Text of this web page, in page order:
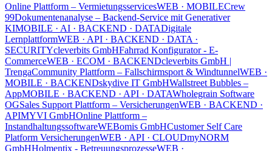
Online Plattform – VermietungsservicesWEB · MOBILECrew
99Dokumentenanalyse – Backend-Service mit Generativer
KIMOBILE · AI · BACKEND · DATADigitale
LernplattformWEB · API · BACKEND · DATA ·
SECURITYcleverbits GmbHFahrrad Konfigurator - E-
CommerceWEB · ECOM · BACKENDcleverbits GmbH |
TrengaCommunity Plattform – Fallschirmsport & WindtunnelWEB ·
MOBILE · BACKENDskydive IT GmbHWallstreet Bubbles –
AppMOBILE · BACKEND · API · DATAWholegrain Software
OGSales Support Plattform – VersicherungenWEB · BACKEND ·
APIMYVI GmbHOnline Plattform –
InstandhaltungssoftwareWEBomis GmbHCustomer Self Care
Platform VersicherungenWEB · API · CLOUDmyNORM
GmbHHolmentix - BetreuungsprozesseWEB ·